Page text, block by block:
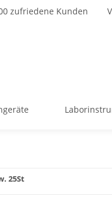
zufriedene Kunden
25St